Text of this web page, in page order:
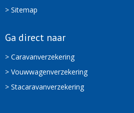
> Sitemap
Ga direct naar
> Caravanverzekering
> Vouwwagenverzekering
> Stacaravanverzekering